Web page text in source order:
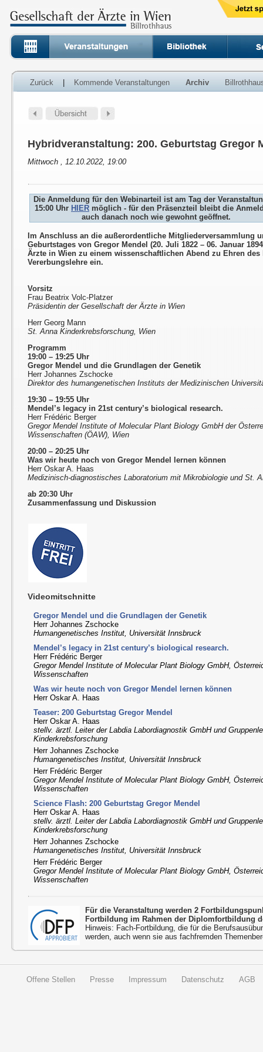
Zurück Kommende Veranstaltungen Archiv
Hybridveranstaltung: 200. Geburtstag Gregor
Mittwoch , 12.10.2022, 19:00
Die Anmeldung für den Webinarteil ist am Tag der
15:00 Uhr HIER möglich - für den Präsenzteil bleibt die
auch danach noch wie gewohnt geöffnet.
Im Anschluss an die außerordentliche Mitgliederversammlung
Geburtstages von Gregor Mendel (20. Juli 1822 – 06. Januar
Ärzte in Wien zu einem wissenschaftlichen Abend zu Ehren des
Vererbungslehre ein.
Vorsitz
Frau Beatrix Volc-Platzer
Präsidentin der Gesellschaft der Ärzte in Wien
Herr Georg Mann
St. Anna Kinderkrebsforschung, Wien
Programm
19:00 – 19:25 Uhr
Gregor Mendel und die Grundlagen der Genetik
Herr Johannes Zschocke
Direktor des humangenetischen Instituts der Medizinischen
19:30 – 19:55 Uhr
Mendel’s legacy in 21st century’s biological research.
Herr Frédéric Berger
Gregor Mendel Institute of Molecular Plant Biology GmbH der
Wissenschaften (ÖAW), Wien
20:00 – 20:25 Uhr
Was wir heute noch von Gregor Mendel lernen können
Herr Oskar A. Haas
Medizinisch-diagnostisches Laboratorium mit Mikrobiologie und St.
ab 20:30 Uhr
Zusammenfassung und Diskussion
Videomitschnitte
Gregor Mendel und die Grundlagen der Genetik
Herr Johannes Zschocke
Humangenetisches Institut, Universität Innsbruck
Mendel’s legacy in 21st century’s biological research.
Herr Frédéric Berger
Gregor Mendel Institute of Molecular Plant Biology GmbH,
Wissenschaften
Was wir heute noch von Gregor Mendel lernen können
Herr Oskar A. Haas
Teaser: 200 Geburtstag Gregor Mendel
Herr Oskar A. Haas
stellv. ärztl. Leiter der Labdia Labordiagnostik GmbH und
Kinderkrebsforschung
Herr Johannes Zschocke
Humangenetisches Institut, Universität Innsbruck
Herr Frédéric Berger
Gregor Mendel Institute of Molecular Plant Biology GmbH,
Wissenschaften
Science Flash: 200 Geburtstag Gregor Mendel
Herr Oskar A. Haas
stellv. ärztl. Leiter der Labdia Labordiagnostik GmbH und
Kinderkrebsforschung
Herr Johannes Zschocke
Humangenetisches Institut, Universität Innsbruck
Herr Frédéric Berger
Gregor Mendel Institute of Molecular Plant Biology GmbH,
Wissenschaften
Für die Veranstaltung werden 2
Fortbildung im Rahmen der Diplomfortbildung
Hinweis: Fach-Fortbildung, die für die
werden, auch wenn sie aus fachfremden
Offene Stellen Presse Impressum Datenschutz AGB